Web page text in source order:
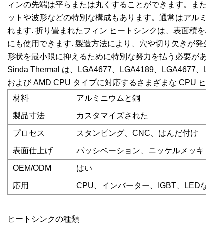
ィンの先端は平らまたは丸くすることができます。
ットや波形などの特別な構成もあります。通常はアル
れます. 折り畳まれたフィン ヒートシンクは、表面積
にも使用できます. 製造方法により、穴や切り欠きが
形状を最小限に抑えるために特別な努力を払う必要があ
Sinda Thermal は、LGA4677、LGA4189、LGA4677
および AMD CPU タイプに対応するさまざまな CPU
材料
アルミニウムと銅
製品寸法 カスタマイズされた
プロセス スタンピング、CNC、はんだ付け
表面仕上げ パッシベーション、ニッケルメッキ
OEM/ODM はい
応用 CPU、インバーター、IGBT、LED
ヒートシンクの種類